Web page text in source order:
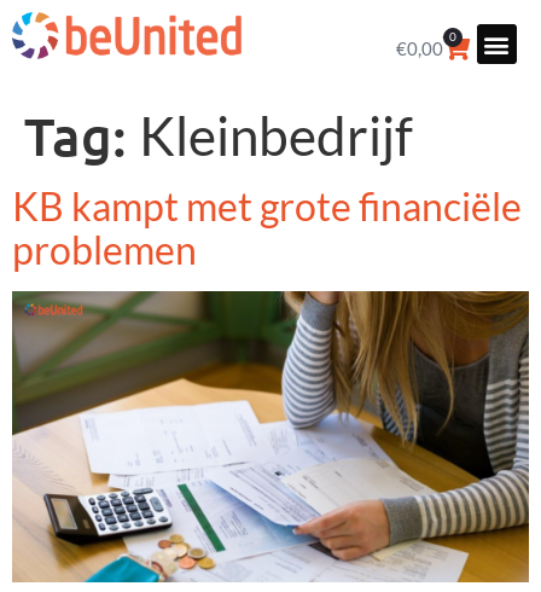
€0,00
0
Tag: Kleinbedrijf
KB kampt met grote financiële
problemen